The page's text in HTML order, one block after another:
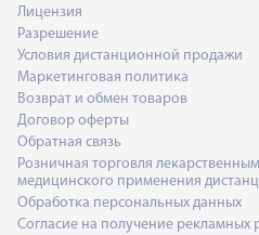
Лицензия
Разрешение
Условия дистанционной продажи
Маркетинговая политика
Возврат и обмен товаров
Договор оферты
Обратная связь
Розничная торговля
медицинского применения
Обработка персональных данных
Согласие на получение рекламных